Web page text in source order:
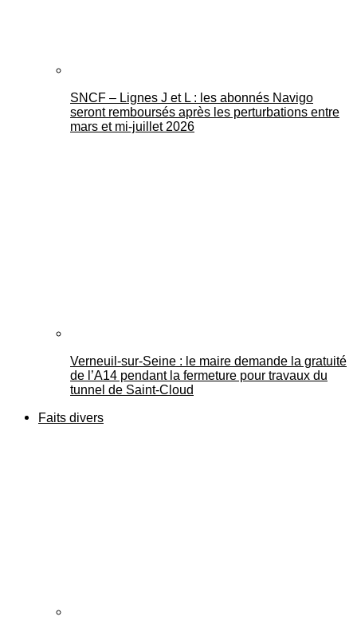
SNCF – Lignes J et L : les abonnés Navigo
seront remboursés après les perturbations entre
mars et mi-juillet 2026
Verneuil-sur-Seine : le maire demande la gratuité
de l’A14 pendant la fermeture pour travaux du
tunnel de Saint-Cloud
Faits divers